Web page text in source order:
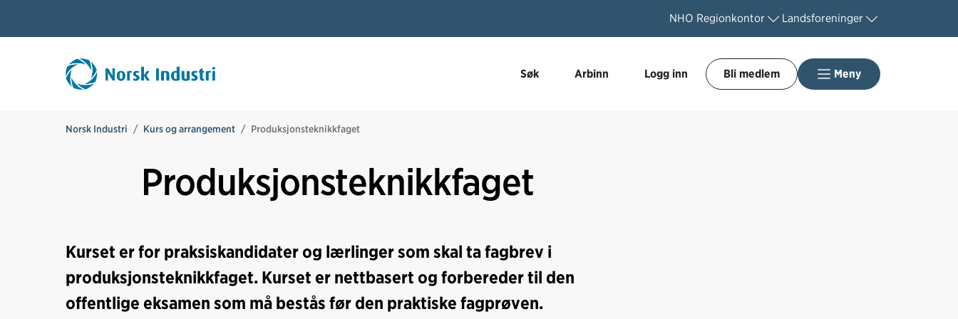
NHO Regionkontor Landsforeninger
Søk Arbinn Logg inn Bli medlem Meny
Norsk Industri Kurs og arrangement Produksjonsteknikkfaget
Produksjonsteknikkfaget
Kurset er for praksiskandidater og lærlinger som skal ta fagbrev i
produksjonsteknikkfaget. Kurset er nettbasert og forbereder til den
offentlige eksamen som må bestås før den praktiske fagprøven.